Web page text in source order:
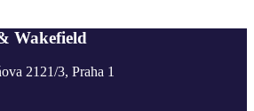
Wakefield
2121/3, Praha 1